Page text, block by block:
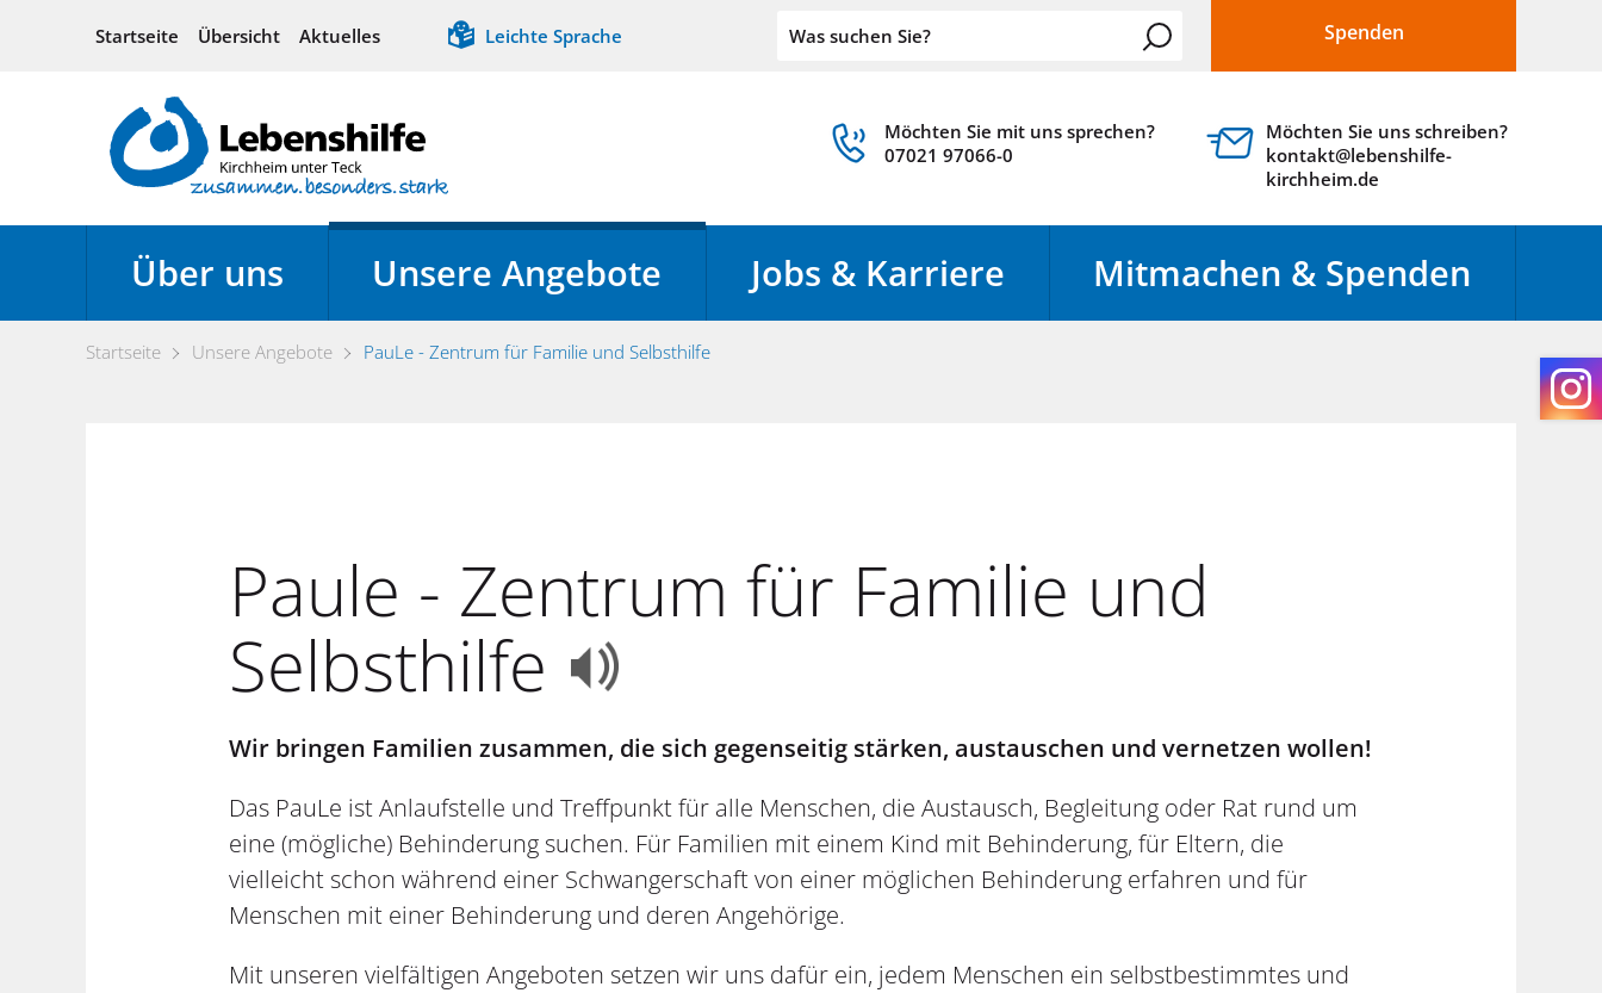
Spenden
Startseite Übersicht Aktuelles Leichte Sprache
Möchten Sie uns schreiben?
kontakt@lebenshilfe-
kirchheim.de
Möchten Sie mit uns sprechen?
07021 97066-0
Über uns Unsere Angebote Jobs & Karriere Mitmachen & Spenden
Startseite Unsere Angebote PauLe - Zentrum für Familie und Selbsthilfe
Paule - Zentrum für Familie und
Selbsthilfe
Wir bringen Familien zusammen, die sich gegenseitig stärken, austauschen und vernetzen wollen!
Das PauLe ist Anlaufstelle und Treffpunkt für alle Menschen, die Austausch, Begleitung oder Rat rund um
eine (mögliche) Behinderung suchen. Für Familien mit einem Kind mit Behinderung, für Eltern, die
vielleicht schon während einer Schwangerschaft von einer möglichen Behinderung erfahren und für
Menschen mit einer Behinderung und deren Angehörige.
Mit unseren vielfältigen Angeboten setzen wir uns dafür ein, jedem Menschen ein selbstbestimmtes und